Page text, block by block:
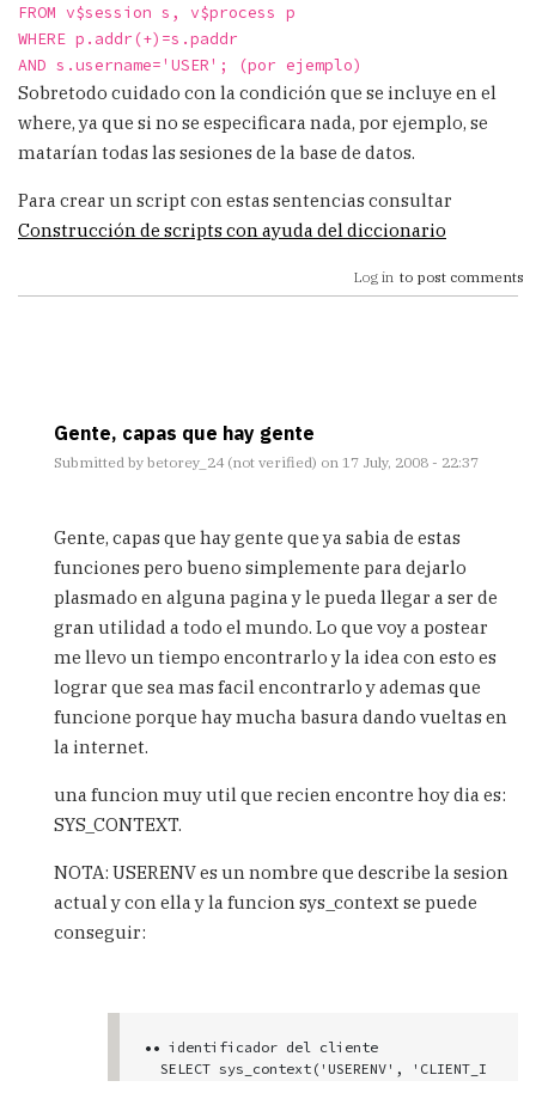
FROM v$session s, v$process p
WHERE p.addr(+)=s.paddr
AND s.username='USER'; (por ejemplo)
Sobretodo cuidado con la condición que se incluye en el
where, ya que si no se especificara nada, por ejemplo, se
matarían todas las sesiones de la base de datos.
Para crear un script con estas sentencias consultar
Construcción de scripts con ayuda del diccionario
Log in to post comments
Gente, capas que hay gente
Submitted by betorey_24 (not verified) on 17 July, 2008 - 22:37
reply
Para
comparar
dentro
by
Carlos
Gente, capas que hay gente que ya sabia de estas
funciones pero bueno simplemente para dejarlo
plasmado en alguna pagina y le pueda llegar a ser de
gran utilidad a todo el mundo. Lo que voy a postear
me llevo un tiempo encontrarlo y la idea con esto es
lograr que sea mas facil encontrarlo y ademas que
funcione porque hay mucha basura dando vueltas en
la internet.
una funcion muy util que recien encontre hoy dia es:
SYS_CONTEXT.
NOTA: USERENV es un nombre que describe la sesion
actual y con ella y la funcion sys_context se puede
conseguir:
•• identificador del cliente